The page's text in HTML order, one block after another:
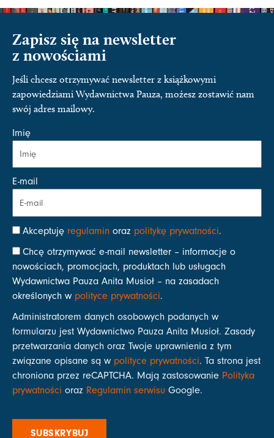
Zapisz się na newsletter
z nowościami
Jeśli chcesz otrzymywać newsletter z książkowymi
zapowiedziami Wydawnictwa Pauza, możesz zostawić nam
swój adres mailowy.
Imię
E-mail
Akceptuję regulamin oraz politykę prywatności.
Chcę otrzymywać e-mail newsletter – informacje o
nowościach, promocjach, produktach lub usługach
Wydawnictwa Pauza Anita Musioł – na zasadach
określonych w polityce prywatności.
Administratorem danych osobowych podanych w
formularzu jest Wydawnictwo Pauza Anita Musioł. Zasady
przetwarzania danych oraz Twoje uprawnienia z tym
związane opisane są w polityce prywatności. Ta strona jest
chroniona przez reCAPTCHA. Mają zastosowanie Polityka
prywatności oraz Regulamin serwisu Google.
SUBSKRYBUJ